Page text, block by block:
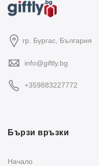
гр. Бургас, България
info@giftly.bg
+359883227772
Бързи връзки
Начало